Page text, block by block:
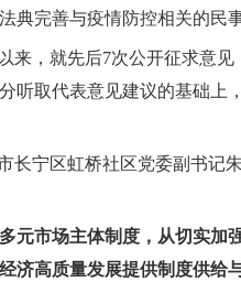
典完善与疫情防控相关的民
来，就先后7次公开征求意
取代表意见建议的基础上
长宁区虹桥社区党委副书
元市场主体制度，从切实
济高质量发展提供制度供给